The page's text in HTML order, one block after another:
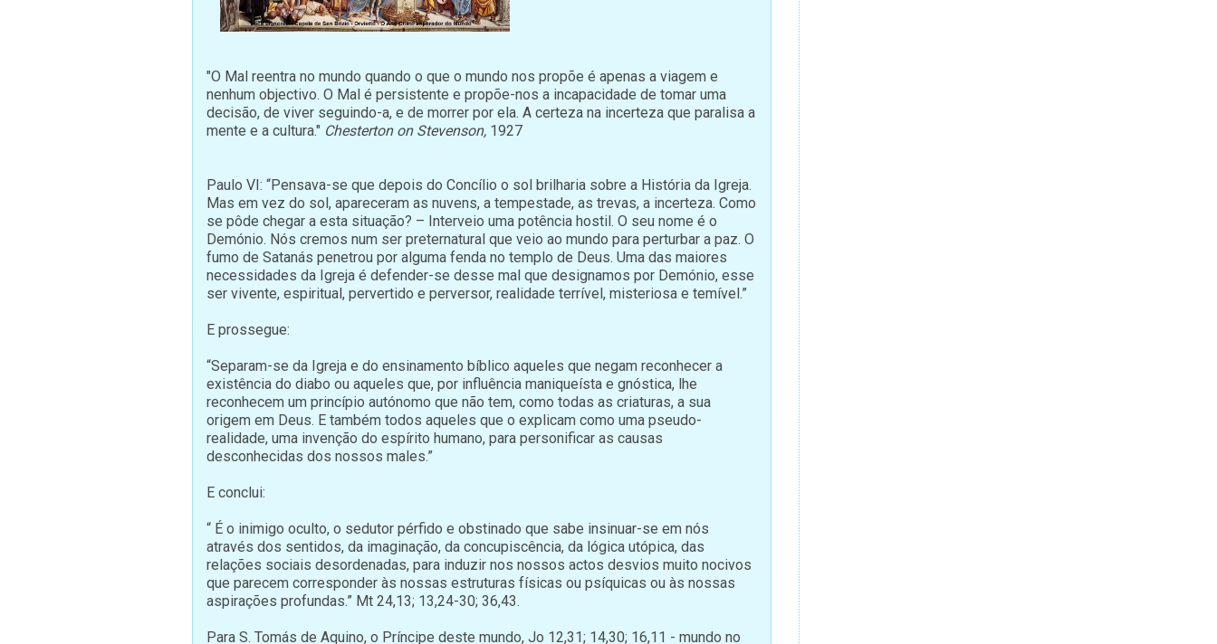
"O Mal reentra no mundo quando o que o mundo nos propõe é apenas a viagem e
nenhum objectivo. O Mal é persistente e propõe-nos a incapacidade de tomar uma
decisão, de viver seguindo-a, e de morrer por ela. A certeza na incerteza que paralisa a
mente e a cultura." Chesterton on Stevenson, 1927
Paulo VI: “Pensava-se que depois do Concílio o sol brilharia sobre a História da Igreja.
Mas em vez do sol, apareceram as nuvens, a tempestade, as trevas, a incerteza. Como
se pôde chegar a esta situação? – Interveio uma potência hostil. O seu nome é o
Demónio. Nós cremos num ser preternatural que veio ao mundo para perturbar a paz. O
fumo de Satanás penetrou por alguma fenda no templo de Deus. Uma das maiores
necessidades da Igreja é defender-se desse mal que designamos por Demónio, esse
ser vivente, espiritual, pervertido e perversor, realidade terrível, misteriosa e temível.”
E prossegue:
“Separam-se da Igreja e do ensinamento bíblico aqueles que negam reconhecer a
existência do diabo ou aqueles que, por influência maniqueísta e gnóstica, lhe
reconhecem um princípio autónomo que não tem, como todas as criaturas, a sua
origem em Deus. E também todos aqueles que o explicam como uma pseudo-
realidade, uma invenção do espírito humano, para personificar as causas
desconhecidas dos nossos males.”
E conclui:
“ É o inimigo oculto, o sedutor pérfido e obstinado que sabe insinuar-se em nós
através dos sentidos, da imaginação, da concupiscência, da lógica utópica, das
relações sociais desordenadas, para induzir nos nossos actos desvios muito nocivos
que parecem corresponder às nossas estruturas físicas ou psíquicas ou às nossas
aspirações profundas.” Mt 24,13; 13,24-30; 36,43.
Para S. Tomás de Aquino, o Príncipe deste mundo, Jo 12,31; 14,30; 16,11 - mundo no